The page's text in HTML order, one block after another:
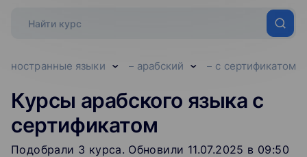
иностранные языки арабский с сертификатом
Курсы арабского языка с
сертификатом
Подобрали 3 курса. Обновили 11.07.2025 в 09:50